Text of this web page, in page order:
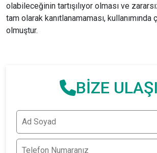
olabileceğinin tartışılıyor olması ve
tam olarak kanıtlanamaması,
olmuştur.
BİZE